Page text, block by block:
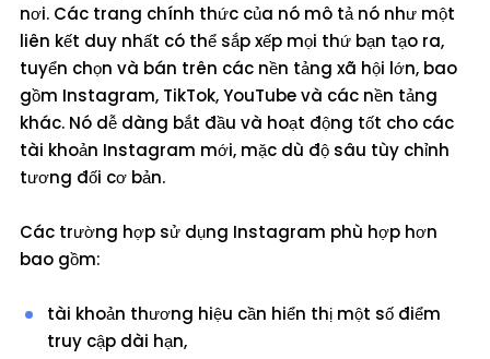
nơi. Các trang chính thức của nó mô tả nó như một
liên kết duy nhất có thể sắp xếp mọi thứ bạn tạo ra,
tuyển chọn và bán trên các nền tảng xã hội lớn, bao
gồm Instagram, TikTok, YouTube và các nền tảng
khác. Nó dễ dàng bắt đầu và hoạt động tốt cho các
tài khoản Instagram mới, mặc dù độ sâu tùy chỉnh
tương đối cơ bản.
Các trường hợp sử dụng Instagram phù hợp hơn
bao gồm:
tài khoản thương hiệu cần hiển thị một số điểm
truy cập dài hạn,